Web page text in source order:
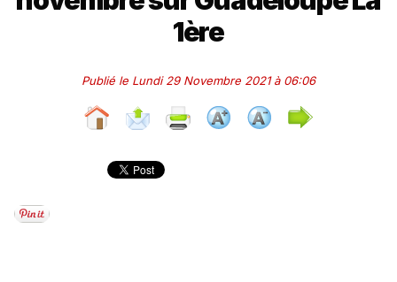
1ère
Publié le Lundi 29 Novembre 2021 à 06:06